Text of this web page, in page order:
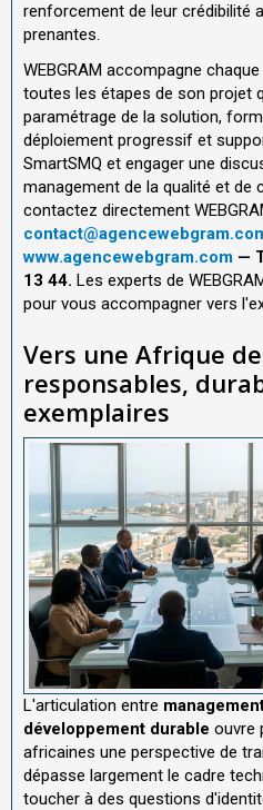
renforcement de leur crédibilité
prenantes.
WEBGRAM accompagne
toutes les étapes de son projet
paramétrage de la solution,
déploiement progressif et
SmartSMQ et engager une
management de la qualité et de
contactez directement
www.agencewebgram.com —
13 44. Les experts de
pour vous accompagner vers
Vers une Afrique
responsables,
exemplaires
L'articulation entre
développement durable ouvre
africaines une perspective de
dépasse largement le cadre
toucher à des questions